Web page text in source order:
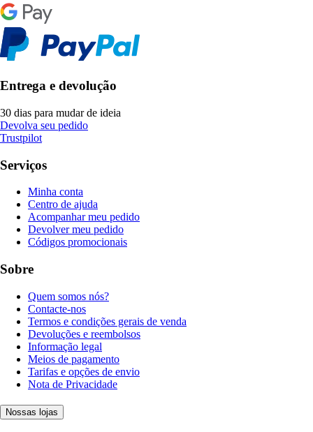
Entrega e devolução
30 dias para mudar de ideia
Devolva seu pedido
Trustpilot
Serviços
Minha conta
Centro de ajuda
Acompanhar meu pedido
Devolver meu pedido
Códigos promocionais
Sobre
Quem somos nós?
Contacte-nos
Termos e condições gerais de venda
Devoluções e reembolsos
Informação legal
Meios de pagamento
Tarifas e opções de envio
Nota de Privacidade
Nossas lojas